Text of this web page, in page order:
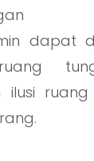
dapat
ilusi